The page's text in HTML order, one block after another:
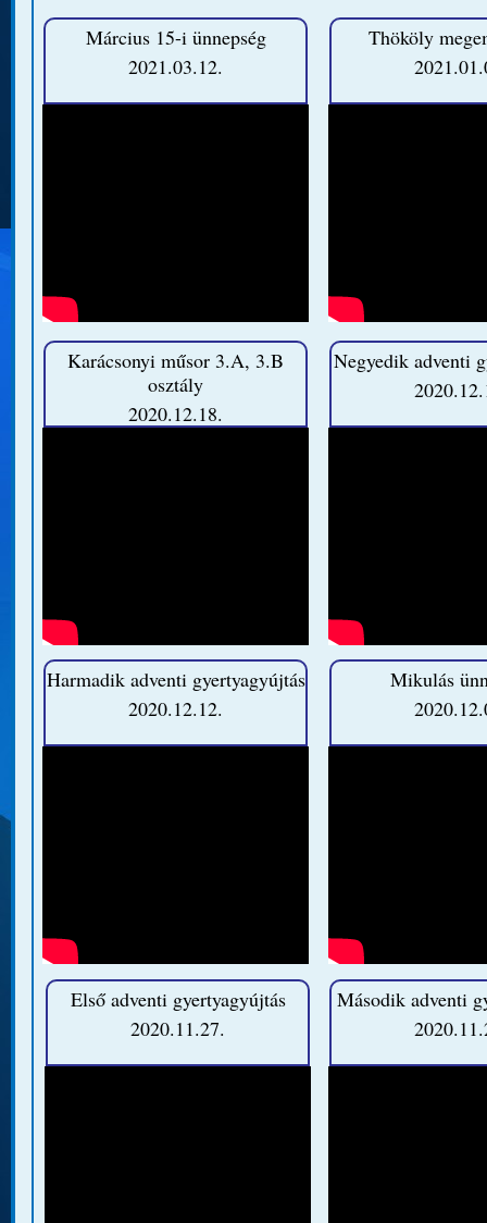
Március 15-i ünnepség
2021.03.12.
Karácsonyi műsor 3.A, 3.B
osztály
2020.12.18.
Thököly
Negyedik adventi
Harmadik adventi gyertyagyújtás
2020.12.12.
Mikulás
Első adventi gyertyagyújtás
2020.11.27.
Második adventi